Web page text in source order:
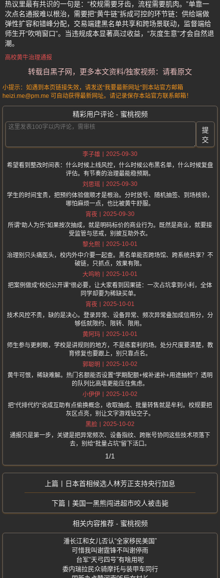
热议里最有共识的一句是：“校规需要牙齿，流程需要肌肉。”单靠一
次点名通报难以根治，需要把“黄牛链”拆成可控的环节链：供给端做
弹性扩容和错峰分配，交易端建黑名单共享和跨场景联动，监督端给
师生开“吹哨窗口”。当违规成本显著高过收益，“灰度生意”才会自然退
潮。
高校黄牛治理通报
转载自黑子网，更多本文资料/独家视频：请看原文
小提示：如遇到本页链接失效，请发送“我要最新网址”到本站官方邮箱
heizi.me@pm.me 可自动获得最新网址。请记录保存本站官方联系邮箱！
精彩用户评论 - 蜜桃视频
提
交
李子雄
2025-09-30
希望看到整改时间表：什么时候上线风控，什么时候公布黑名单，什么时候复盘
评估。有节奏的治理最能稳预期。
刘思瑶
2025-09-30
学生的时间宝贵，把预约体验做顺才是根治。分时放号、随机抽签、到场核验，
哪怕麻烦一点，也比被黄牛舒服。
宵夜
2025-09-30
所谓“助人为乐”如果按次抽成，就是明码标价的商业行为。既然是商业，就要接
受监管与惩戒，别披互助外衣。
黎允熙
2025-10-01
治理别只头痛医头，校内外中介要一起查。黑名单能否跨场馆、跨系统共享？不
破链，只抓点，效果有限。
大呜哟
2025-10-01
把案例做成“校纪公开课”很必要，让大家看到因果链：一次占坑拿到小利，全体
同学却要为稀缺买单。
宵夜
2025-10-01
技术风控不贵，缺的是决心。登录异常、设备异常、频次异常叠加成信用分，分
够低就限约、限转、限用。
黄阿玛
2025-10-01
师生参与更刺眼，学校是讲规则的地方，不是练套利的场。处分尺度要清楚，教
育修复也要跟上，别只靠点名。
郭聪明
2025-10-02
黄牛可恨，稀缺难解。热门名额能否设置“学期配额+候补递补+用途抽检”？透明
的队列比高墙更能压住焦虑。
小伊伊
2025-10-02
把“代排代约”说成互助有点偷换概念，收取抽成、批量转售就是牟利。校规要把
灰区点亮，别让文字游戏钻空子。
黑脸
2025-10-02
通报只是第一步，关键是把异常频次、设备指纹、跨账号协同这些技术项落下
去，别给“批量占坑”留下活口。
1/1
日本首相候选人林芳正支持央行加息
美国一黑熊闯进超市咬人被击毙
相关内容推荐 - 蜜桃视频
潘长江和女儿否认“全家移民美国”
可惜我叫谢霆锋不叫谢停雨
台军“天弓四号”有啥用呢
委内瑞拉民众骑摩托与装甲车同行